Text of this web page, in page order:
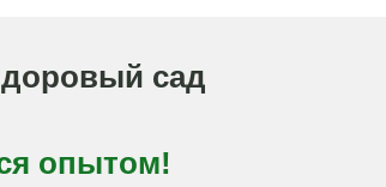
сад
опытом!